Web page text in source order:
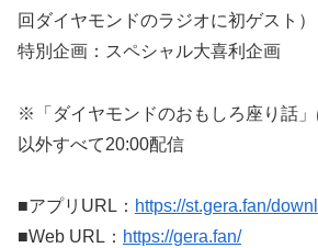
回ダイヤモンドのラジオに初ゲスト）
特別企画：スペシャル大喜利企画
※「ダイヤモンドのおもしろ座り話
以外すべて20:00配信
■アプリURL： https://st.gera.fan/
■Web URL： https://gera.fan/